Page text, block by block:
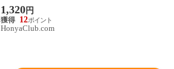
（薬学）
1,320円
12
HonyaClub.com